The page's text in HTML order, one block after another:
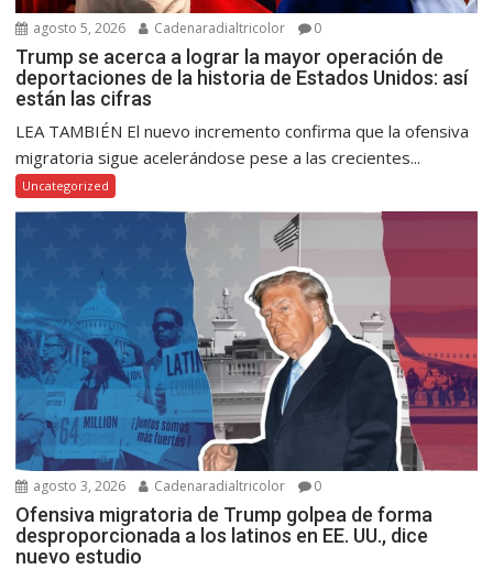
agosto 5, 2026 Cadenaradialtricolor 0
Trump se acerca a lograr la mayor operación de
deportaciones de la historia de Estados Unidos: así
están las cifras
LEA TAMBIÉN El nuevo incremento confirma que la ofensiva
migratoria sigue acelerándose pese a las crecientes...
Uncategorized
agosto 3, 2026 Cadenaradialtricolor 0
Ofensiva migratoria de Trump golpea de forma
desproporcionada a los latinos en EE. UU., dice
nuevo estudio